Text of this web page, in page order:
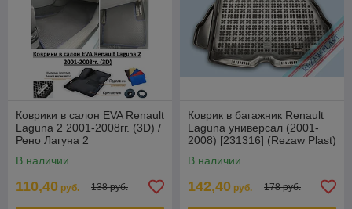
Коврики в салон EVA Renault
Laguna 2 2001-2008гг. (3D) /
Рено Лагуна 2
В наличии
110,40 руб. 138 руб.
Коврик в багажник Renault
Laguna универсал (2001-
2008) [231316] (Rezaw Plast)
В наличии
142,40 руб. 178 руб.